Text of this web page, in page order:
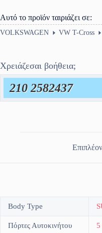
Αυτό το προϊόν ταιριάζει σε:
VOLKSWAGEN VW T-Cross
Χρειάζεσαι βοήθεια;
210 2582437
Body Type
Πόρτες Αυτοκινήτου 5